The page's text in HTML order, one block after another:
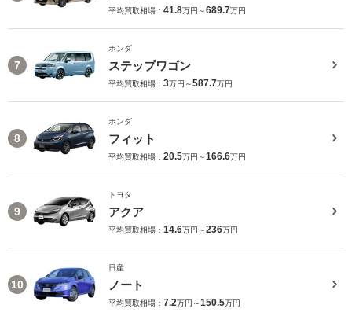
平均買取相場： 41.8万円～689.7万円
7
ホンダ
ステップワゴン
平均買取相場： 3万円～587.7万円
8
ホンダ
フィット
平均買取相場： 20.5万円～166.6万円
9
トヨタ
アクア
平均買取相場： 14.6万円～236万円
10
日産
ノート
平均買取相場： 7.2万円～150.5万円